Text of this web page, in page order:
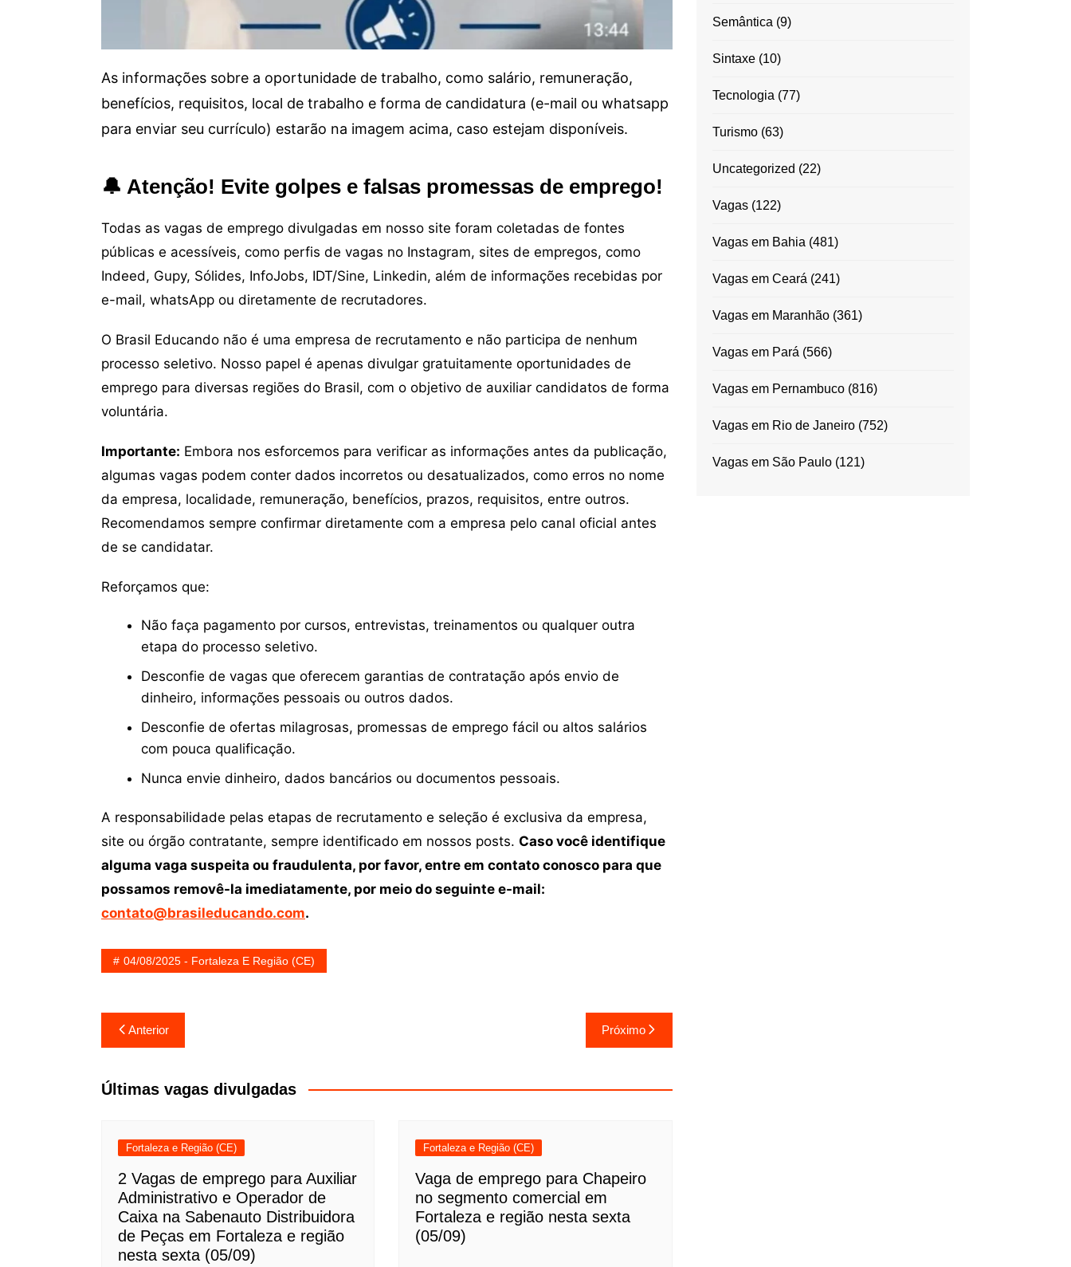
As informações sobre a oportunidade de trabalho, como salário, remuneração,
benefícios, requisitos, local de trabalho e forma de candidatura (e-mail ou whatsapp
para enviar seu currículo) estarão na imagem acima, caso estejam disponíveis.
🔔 Atenção! Evite golpes e falsas promessas de emprego!
Todas as vagas de emprego divulgadas em nosso site foram coletadas de fontes
públicas e acessíveis, como perfis de vagas no Instagram, sites de empregos, como
Indeed, Gupy, Sólides, InfoJobs, IDT/Sine, Linkedin, além de informações recebidas por
e-mail, whatsApp ou diretamente de recrutadores.
O Brasil Educando não é uma empresa de recrutamento e não participa de nenhum
processo seletivo. Nosso papel é apenas divulgar gratuitamente oportunidades de
emprego para diversas regiões do Brasil, com o objetivo de auxiliar candidatos de forma
voluntária.
Importante: Embora nos esforcemos para verificar as informações antes da publicação,
algumas vagas podem conter dados incorretos ou desatualizados, como erros no nome
da empresa, localidade, remuneração, benefícios, prazos, requisitos, entre outros.
Recomendamos sempre confirmar diretamente com a empresa pelo canal oficial antes
de se candidatar.
Reforçamos que:
Não faça pagamento por cursos, entrevistas, treinamentos ou qualquer outra
etapa do processo seletivo.
Desconfie de vagas que oferecem garantias de contratação após envio de
dinheiro, informações pessoais ou outros dados.
Desconfie de ofertas milagrosas, promessas de emprego fácil ou altos salários
com pouca qualificação.
Nunca envie dinheiro, dados bancários ou documentos pessoais.
A responsabilidade pelas etapas de recrutamento e seleção é exclusiva da empresa,
site ou órgão contratante, sempre identificado em nossos posts. Caso você identifique
alguma vaga suspeita ou fraudulenta, por favor, entre em contato conosco para que
possamos removê-la imediatamente, por meio do seguinte e-mail:
contato@brasileducando.com.
04/08/2025 - Fortaleza E Região (CE)
Navegação
de
Post
Anterior Próximo
Últimas vagas divulgadas
Fortaleza e Região (CE)
2 Vagas de emprego para Auxiliar
Administrativo e Operador de
Caixa na Sabenauto Distribuidora
de Peças em Fortaleza e região
nesta sexta (05/09)
Fortaleza e Região (CE)
Vaga de emprego para Chapeiro
no segmento comercial em
Fortaleza e região nesta sexta
(05/09)
Semântica (9)
Sintaxe(10)
Tecnologia (77)
Turismo(63)
Uncategorized (22)
Vagas(122)
Vagas em Bahia (481)
Vagas em Ceará (241)
Vagas em Maranhão(361)
Vagas em Pará (566)
Vagas em Pernambuco(816)
Vagas em Rio de Janeiro(752)
Vagas em São Paulo(121)